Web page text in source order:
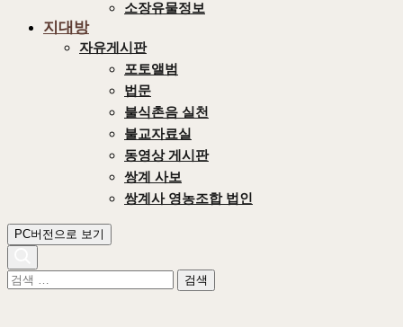
소장유물정보
지대방
자유게시판
포토앨범
법문
불식촌음 실천
불교자료실
동영상 게시판
쌍계 사보
쌍계사 영농조합 법인
PC버전으로 보기
검